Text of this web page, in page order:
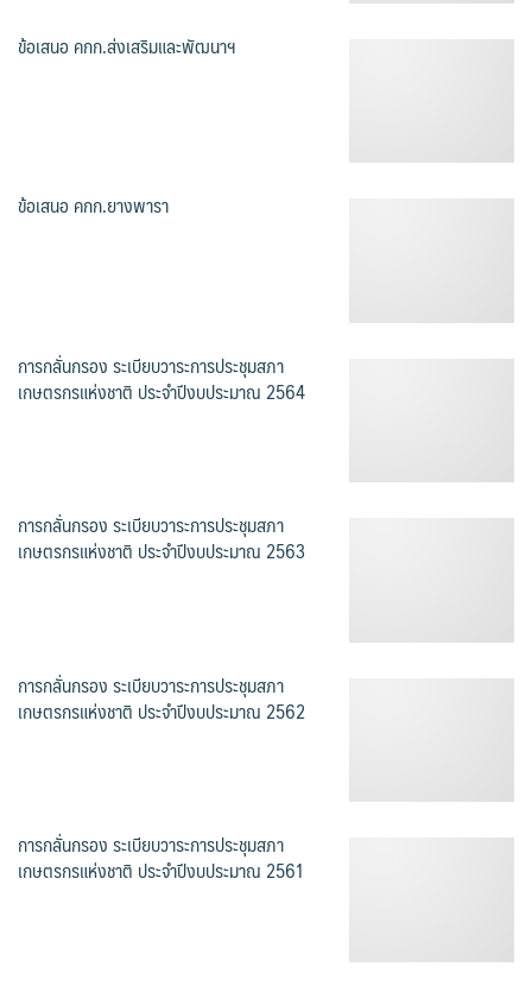
ข้อเสนอ คกก.ส่งเสริมและพัฒนาฯ
ข้อเสนอ คกก.ยางพารา
การกลั่นกรอง ระเบียบวาระการประชุมสภา
เกษตรกรแห่งชาติ ประจำปีงบประมาณ 2564
การกลั่นกรอง ระเบียบวาระการประชุมสภา
เกษตรกรแห่งชาติ ประจำปีงบประมาณ 2563
การกลั่นกรอง ระเบียบวาระการประชุมสภา
เกษตรกรแห่งชาติ ประจำปีงบประมาณ 2562
การกลั่นกรอง ระเบียบวาระการประชุมสภา
เกษตรกรแห่งชาติ ประจำปีงบประมาณ 2561